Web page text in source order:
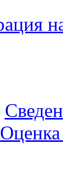
Оценка